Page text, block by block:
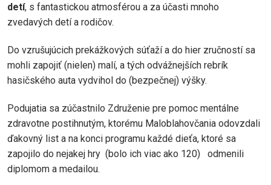
detí, s fantastickou atmosférou a za účasti mnoho
zvedavých detí a rodičov.
Do vzrušujúcich prekážkových súťaží a do hier zručností sa
mohli zapojiť (nielen) malí, a tých odvážnejších rebrík
hasičského auta vydvihol do (bezpečnej) výšky.
Podujatia sa zúčastnilo Združenie pre pomoc mentálne
zdravotne postihnutým, ktorému Maloblahovčania odovzdali
ďakovný list a na konci programu každé dieťa, ktoré sa
zapojilo do nejakej hry (bolo ich viac ako 120) odmenili
diplomom a medailou.